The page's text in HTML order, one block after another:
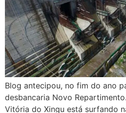
Blog antecipou, no fim do ano
desbancaria Novo
Vitória do Xingu está surfando